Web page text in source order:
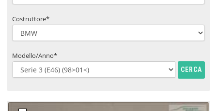
Costruttore*
Modello/Anno*
CERCA